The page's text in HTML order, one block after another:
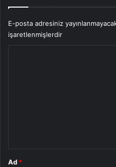
E-posta adresiniz
işaretlenmişlerdir
Ad *